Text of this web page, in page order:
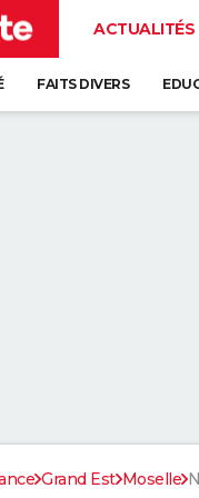
ACTUALITÉS
FAITS DIVERS
Grand Est Moselle